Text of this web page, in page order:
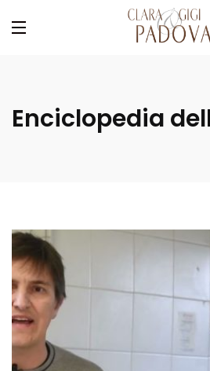
Enciclopedia